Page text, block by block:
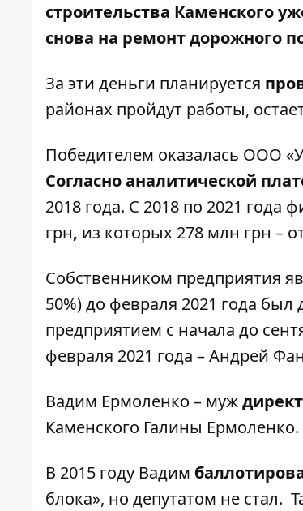
строительства Каменского
снова на ремонт дорожного
За эти деньги планируется
районах пройдут работы,
Победителем оказалась ООО
Согласно аналитической
2018 года. С 2018 по 2021 года
грн, из которых 278 млн грн –
Собственником предприятия
50%) до февраля 2021 года
предприятием с начала до
февраля 2021 года – Андрей
Вадим Ермоленко – муж
Каменского Галины Ермоленко.
В 2015 году Вадим
блока», но депутатом не стал.